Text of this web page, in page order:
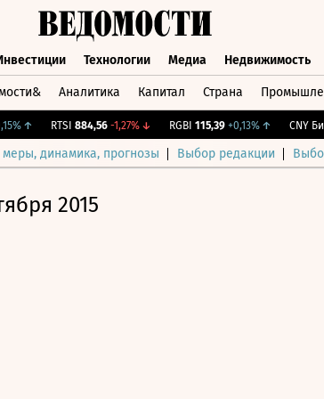
Технологии Медиа Недвижимость
Аналитика Капитал Страна
↑ RTSI 884,56 -1,27%↓ RGBI 115,39 +0,13% ↑ CNY Бирж.
динамика, прогнозы Выбор редакции
2015